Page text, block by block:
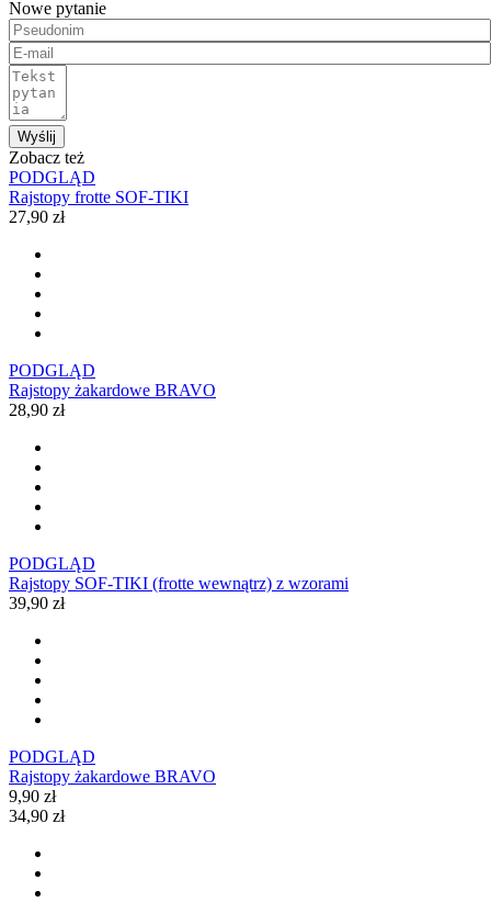
Nowe pytanie
Wyślij
Zobacz też
PODGLĄD
Rajstopy frotte SOF-TIKI
27,90 zł
PODGLĄD
Rajstopy żakardowe BRAVO
28,90 zł
PODGLĄD
Rajstopy SOF-TIKI (frotte wewnątrz) z wzorami
39,90 zł
PODGLĄD
Rajstopy żakardowe BRAVO
9,90 zł
34,90 zł